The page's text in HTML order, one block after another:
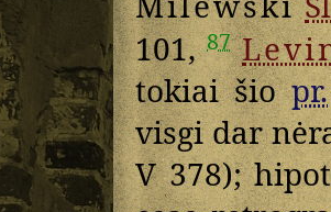
101,87
tokiai šiopr.
visgi dar
V 378);